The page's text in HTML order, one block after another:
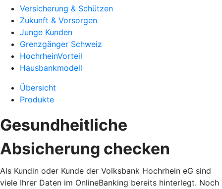
Versicherung & Schützen
Zukunft & Vorsorgen
Junge Kunden
Grenzgänger Schweiz
HochrheinVorteil
Hausbankmodell
Übersicht
Produkte
Gesundheitliche
Absicherung checken
Als Kundin oder Kunde der Volksbank Hochrhein eG sind
viele Ihrer Daten im OnlineBanking bereits hinterlegt. Noch